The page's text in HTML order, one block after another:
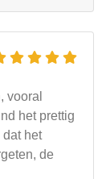
vooral
het prettig
het
de